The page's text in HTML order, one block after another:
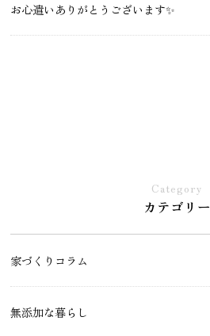
お心遣いありがとうございます✨
Category
カテゴリー
家づくりコラム
無添加な暮らし